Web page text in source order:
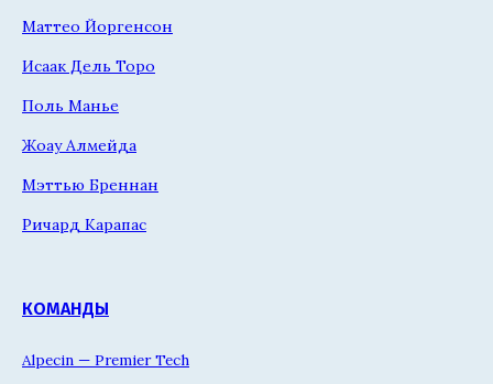
Маттео Йоргенсон
Исаак Дель Торо
Поль Манье
Жоау Алмейда
Мэттью Бреннан
Ричард Карапас
КОМАНДЫ
Alpecin — Premier Tech